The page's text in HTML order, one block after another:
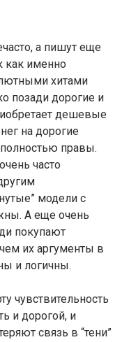
а пишут еще
как именно
хитами
позади дорогие и
дешевые
на дорогие
правы.
часто
модели с
А еще очень
покупают
их аргументы в
и логичны.
чувствительность
и дорогой, и
связь в “тени”